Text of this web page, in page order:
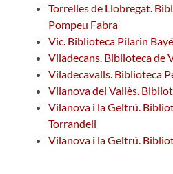
Torrelles de Llobregat.
Pompeu Fabra
Vic. Biblioteca Pilarin
Viladecans. Biblioteca de
Viladecavalls. Biblioteca
Vilanova del Vallès.
Vilanova i la Geltrú.
Torrandell
Vilanova i la Geltrú.